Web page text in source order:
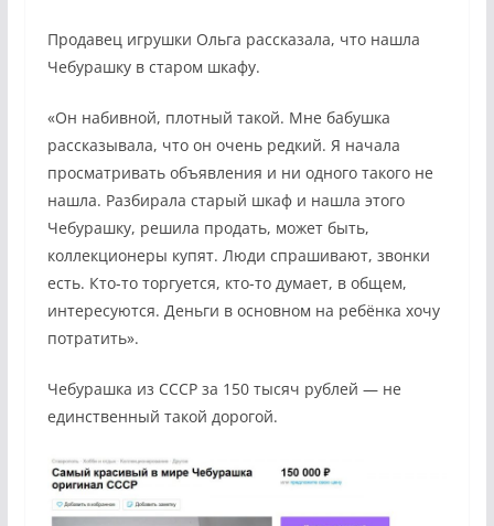
Продавец игрушки Ольга рассказала, что нашла
Чебурашку в старом шкафу.
«Он набивной, плотный такой. Мне бабушка
рассказывала, что он очень редкий. Я начала
просматривать объявления и ни одного такого не
нашла. Разбирала старый шкаф и нашла этого
Чебурашку, решила продать, может быть,
коллекционеры купят. Люди спрашивают, звонки
есть. Кто-то торгуется, кто-то думает, в общем,
интересуются. Деньги в основном на ребёнка хочу
потратить».
Чебурашка из СССР за 150 тысяч рублей — не
единственный такой дорогой.